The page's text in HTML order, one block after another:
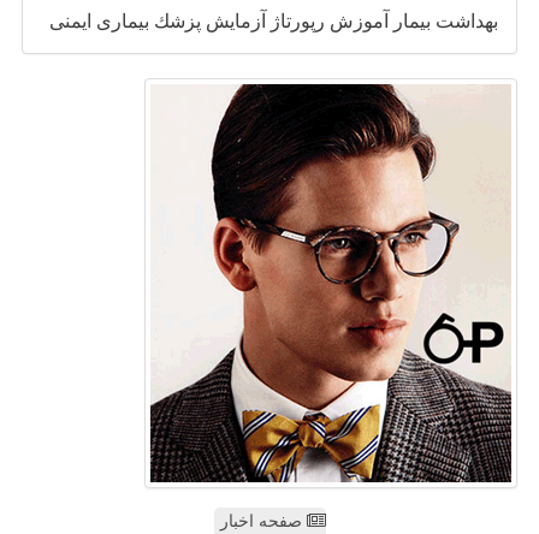
بهداشت بیمار آموزش رپورتاژ آزمایش پزشك بیماری ایمنی
صفحه اخبار